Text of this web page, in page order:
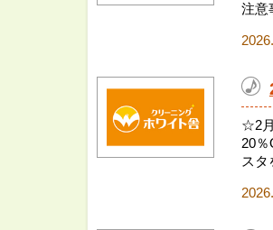
注意
☆2
20
スタ